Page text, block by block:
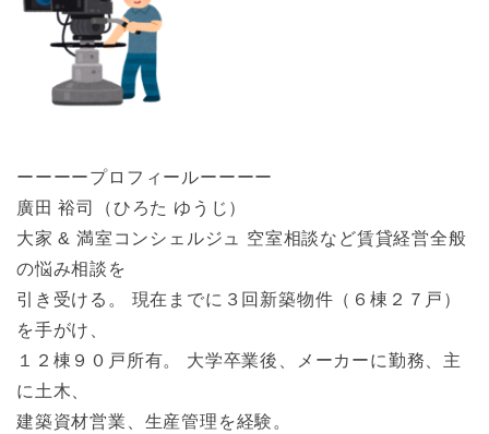
ーーーープロフィールーーーー
廣田 裕司（ひろた ゆうじ）
大家 & 満室コンシェルジュ 空室相談など賃貸経営全般
の悩み相談を
引き受ける。 現在までに３回新築物件（６棟２７戸）
を手がけ、
１２棟９０戸所有。 大学卒業後、メーカーに勤務、主
に土木、
建築資材営業、生産管理を経験。